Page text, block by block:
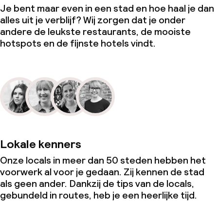
Je bent maar even in een stad en hoe haal je dan
alles uit je verblijf? Wij zorgen dat je onder
andere de leukste restaurants, de mooiste
hotspots en de fijnste hotels vindt.
Lokale kenners
Onze locals in meer dan 50 steden hebben het
voorwerk al voor je gedaan. Zij kennen de stad
als geen ander. Dankzij de tips van de locals,
gebundeld in routes, heb je een heerlijke tijd.